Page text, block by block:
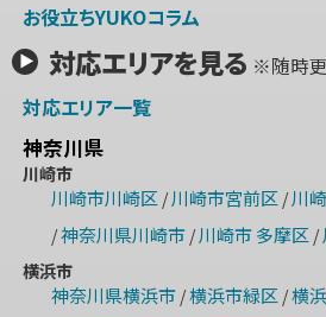
お役立ちYUKOコラム
対応エリアを見る ※随時
対応エリア一覧
神奈川県
川崎市
川崎市川崎区 / 川崎市宮前区 / 川
/神奈川県川崎市/ 川崎市 多摩区 /
横浜市
神奈川県横浜市/横浜市緑区 /横